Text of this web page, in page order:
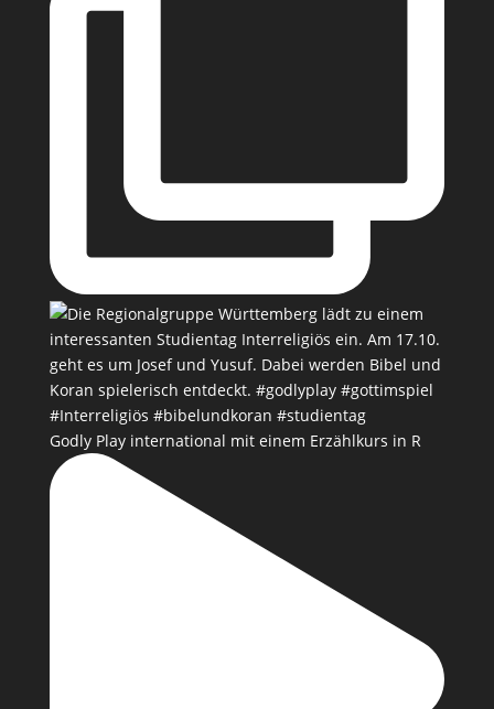
Godly Play international mit einem Erzählkurs in R